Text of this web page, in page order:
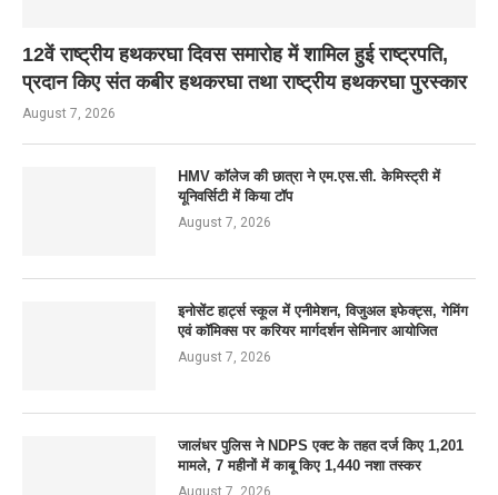
12वें राष्ट्रीय हथकरघा दिवस समारोह में शामिल हुई राष्ट्रपति,
प्रदान किए संत कबीर हथकरघा तथा राष्ट्रीय हथकरघा पुरस्कार
August 7, 2026
HMV कॉलेज की छात्रा ने एम.एस.सी. केमिस्ट्री में
यूनिवर्सिटी में किया टॉप
August 7, 2026
इनोसेंट हार्ट्स स्कूल में एनीमेशन, विजुअल इफेक्ट्स, गेमिंग
एवं कॉमिक्स पर करियर मार्गदर्शन सेमिनार आयोजित
August 7, 2026
जालंधर पुलिस ने NDPS एक्ट के तहत दर्ज किए 1,201
मामले, 7 महीनों में काबू किए 1,440 नशा तस्कर
August 7, 2026